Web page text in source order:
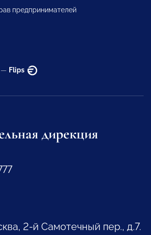
предпринимателей
— Flips
дирекция
2-й Самотечный пер., д.7.